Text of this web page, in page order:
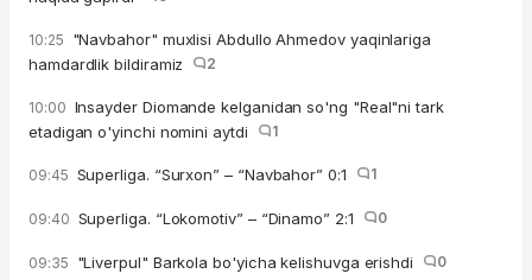
10:25 "Navbahor" muxlisi Abdullo Ahmedov yaqinlariga
hamdardlik bildiramiz
2
10:00 Insayder Diomande kelganidan so'ng "Real"ni tark
etadigan o'yinchi nomini aytdi
1
09:45 Superliga. “Surxon” – “Navbahor” 0:1 1
09:40 Superliga. “Lokomotiv” – “Dinamo” 2:1 0
09:35 "Liverpul" Barkola bo'yicha kelishuvga erishdi 0